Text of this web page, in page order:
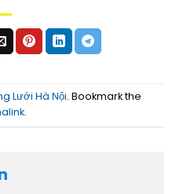
Lưới Hà Nội. Bookmark the
.